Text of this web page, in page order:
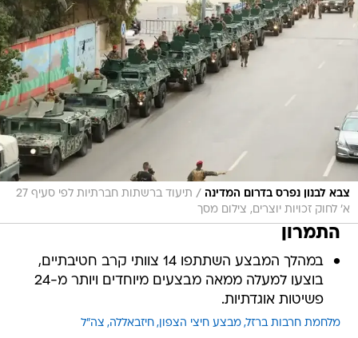
צבא לבנון נפרס בדרום המדינה /
תיעוד ברשתות חברתיות לפי סעיף 27
א' לחוק זכויות יוצרים, צילום מסך
התמרון
במהלך המבצע השתתפו 14 צוותי קרב חטיבתיים,
בוצעו למעלה ממאה מבצעים מיוחדים ויותר מ-24
פשיטות אוגדתיות.
מלחמת חרבות ברזל מבצע חיצי הצפון חיזבאללה צה"ל